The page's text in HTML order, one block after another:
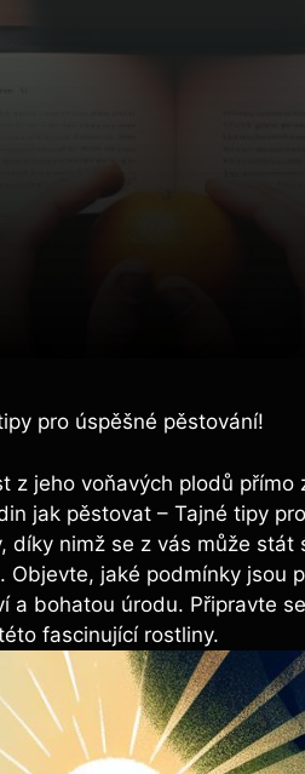
pro úspěšné pěstování!
z jeho voňavých plodů přímo
jak pěstovat – Tajné tipy
díky nimž se z vás může stát
jaké podmínky jsou
a bohatou úrodu. Připravte
fascinující rostliny.